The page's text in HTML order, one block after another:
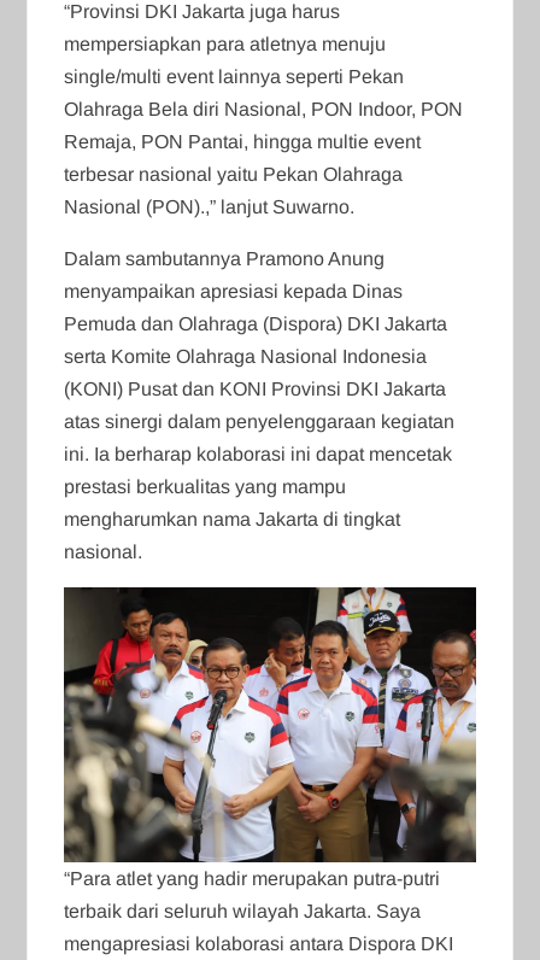
“Provinsi DKI Jakarta juga harus
mempersiapkan para atletnya menuju
single/multi event lainnya seperti Pekan
Olahraga Bela diri Nasional, PON Indoor, PON
Remaja, PON Pantai, hingga multie event
terbesar nasional yaitu Pekan Olahraga
Nasional (PON).,” lanjut Suwarno.
Dalam sambutannya Pramono Anung
menyampaikan apresiasi kepada Dinas
Pemuda dan Olahraga (Dispora) DKI Jakarta
serta Komite Olahraga Nasional Indonesia
(KONI) Pusat dan KONI Provinsi DKI Jakarta
atas sinergi dalam penyelenggaraan kegiatan
ini. Ia berharap kolaborasi ini dapat mencetak
prestasi berkualitas yang mampu
mengharumkan nama Jakarta di tingkat
nasional.
“Para atlet yang hadir merupakan putra-putri
terbaik dari seluruh wilayah Jakarta. Saya
mengapresiasi kolaborasi antara Dispora DKI